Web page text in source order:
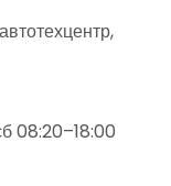
08:20–18:00